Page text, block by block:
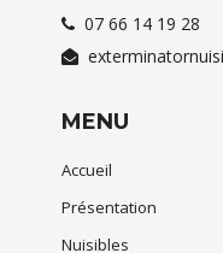
07 66 14 19 28
MENU
Accueil
Présentation
Nuisibles